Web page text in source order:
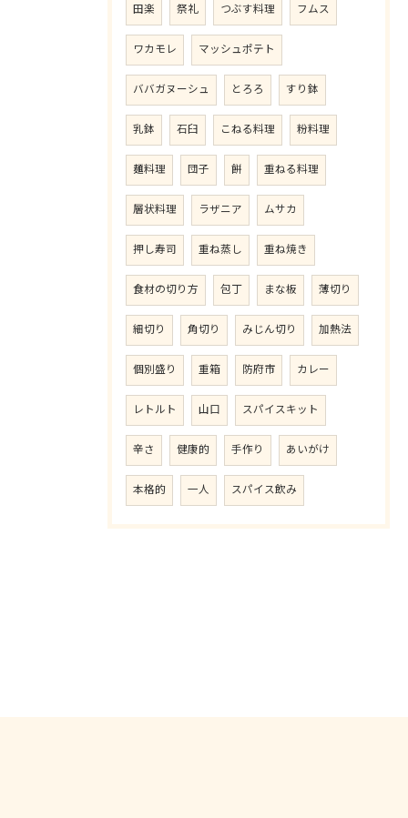
田楽 祭礼 つぶす料理 フムス
ワカモレ マッシュポテト
ババガヌーシュ とろろ すり鉢
乳鉢 石臼 こねる料理 粉料理
麺料理 団子 餅 重ねる料理
層状料理 ラザニア ムサカ
押し寿司 重ね蒸し 重ね焼き
食材の切り方 包丁 まな板 薄切り
細切り 角切り みじん切り 加熱法
個別盛り 重箱 防府市 カレー
レトルト 山口 スパイスキット
辛さ 健康的 手作り あいがけ
本格的 一人 スパイス飲み